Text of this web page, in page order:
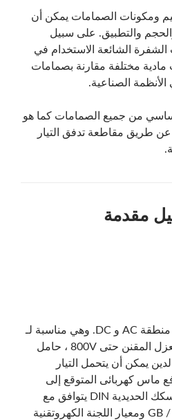
ومكونات الصمامات يمكن أن
والتطبيق. على سبيل
الشائعة الاستخدام في
مادية مختلفة مقارنة بصمامات
الصناعية.
من جميع الصمامات كما هو
عن طريق مقاطعة تدفق التيار
مقدمة
في كل من منطقة AC و DC. وهي مناسبة لـ
AC 50Hz / 60Hz ، جهد العزل المقنن حتى 800V ، حامل
يمكن أن يتحمل التيار
ماس كهربائى المتوقع إلى
100kA. حامل صمامات السكك الحديدية DIN يتوافق مع
المعيار الوطني GB / T13539.2 ومعيار اللجنة الكهروتقنية